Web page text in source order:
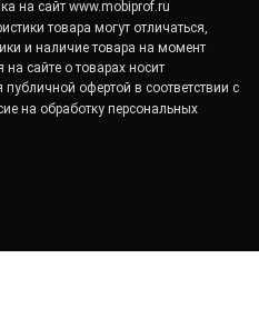
на сайт www.mobiprof.ru
товара могут отличаться,
и наличие товара на момент
сайте о товарах носит
офертой в соответствии с
на обработку персональных